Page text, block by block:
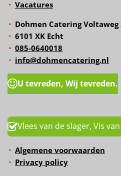
Vacatures
Dohmen Catering Voltaweg
6101 XK Echt
085-0640018
info@dohmencatering.nl
U tevreden, Wij tevreden.
Vlees van de slager, Vis
Algemene voorwaarden
Privacy policy